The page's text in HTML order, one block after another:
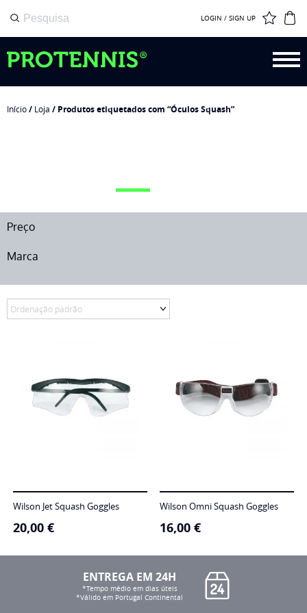
LOGIN / SIGN UP
Início/ Loja / Produtos etiquetados com “Óculos Squash”
Preço
Marca
Wilson Jet Squash Goggles
20,00 €
Wilson Omni Squash Goggles
16,00 €
ENTREGA EM 24H
*Tempo médio em dias úteis
*Válido em Portugal Continental